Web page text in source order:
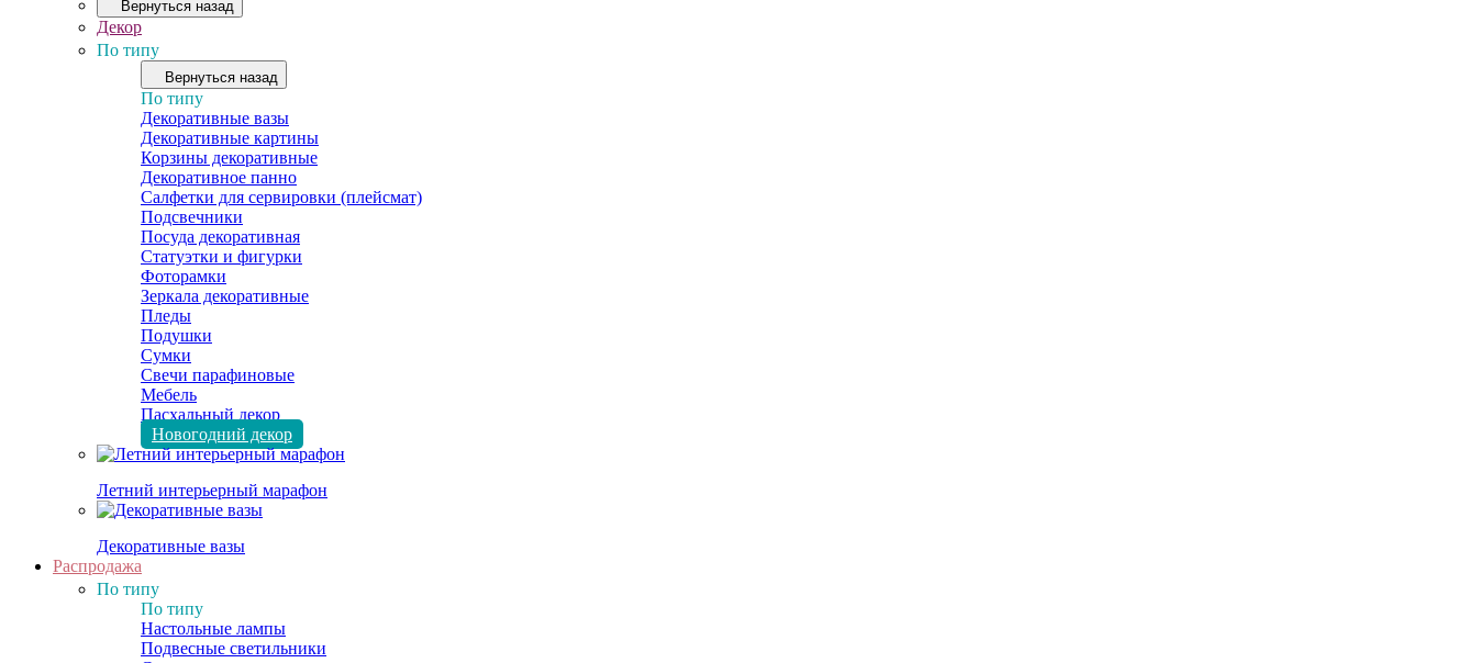
Вернуться назад
Декор
По типу
Вернуться назад
По типу
Декоративные вазы
Декоративные картины
Корзины декоративные
Декоративное панно
Салфетки для сервировки (плейсмат)
Подсвечники
Посуда декоративная
Статуэтки и фигурки
Фоторамки
Зеркала декоративные
Пледы
Подушки
Сумки
Свечи парафиновые
Мебель
Пасхальный декор
Новогодний декор
Летний интерьерный марафон
Декоративные вазы
Распродажа
По типу
По типу
Настольные лампы
Подвесные светильники